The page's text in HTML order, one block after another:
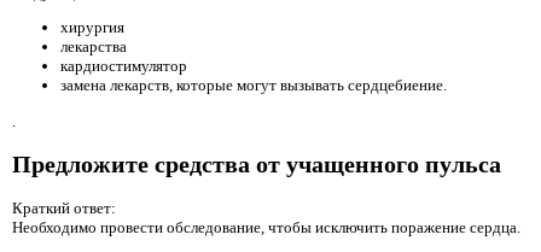
хирургия
лекарства
кардиостимулятор
замена лекарств, которые могут вызывать сердцебиение.
Предложите средства от учащенного пульса
Краткий ответ:
Необходимо провести обследование, чтобы исключить поражение сердца.